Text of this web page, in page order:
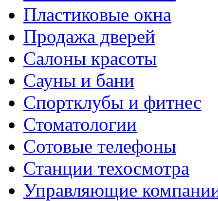
Пластиковые окна
Продажа дверей
Салоны красоты
Сауны и бани
Спортклубы и фитнес
Стоматологии
Сотовые телефоны
Станции техосмотра
Управляющие